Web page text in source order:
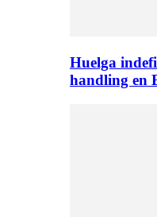
Huelga
handling en